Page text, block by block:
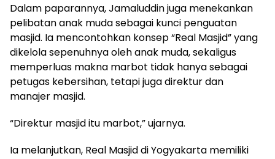
Dalam paparannya, Jamaluddin juga menekankan
pelibatan anak muda sebagai kunci penguatan
masjid. Ia mencontohkan konsep “Real Masjid” yang
dikelola sepenuhnya oleh anak muda, sekaligus
memperluas makna marbot tidak hanya sebagai
petugas kebersihan, tetapi juga direktur dan
manajer masjid.
“Direktur masjid itu marbot,” ujarnya.
Ia melanjutkan, Real Masjid di Yogyakarta memiliki